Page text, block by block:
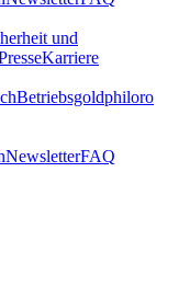
und
Karriere
Betriebsgoldphiloro
NewsletterFAQ